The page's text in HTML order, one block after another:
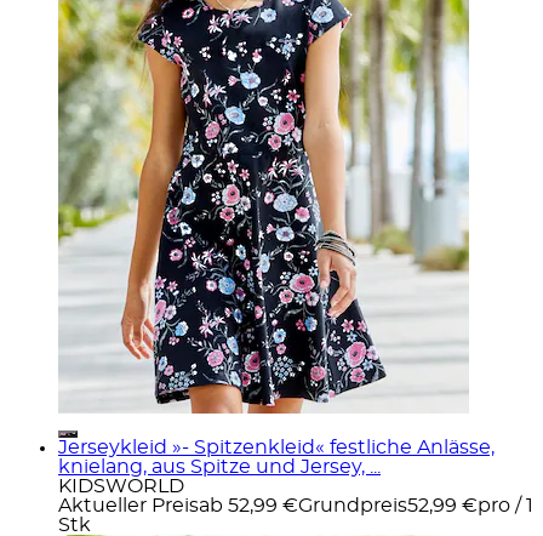
Jerseykleid »- Spitzenkleid« festliche Anlässe,
knielang, aus Spitze und Jersey, ...
KIDSWORLD
Aktueller Preisab 52,99 €Grundpreis52,99 €pro / 1
Stk